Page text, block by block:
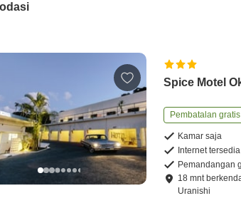
Spice Motel
Pembatalan gratis
Kamar saja
Internet
Pemandangan
18 mnt
Uranishi